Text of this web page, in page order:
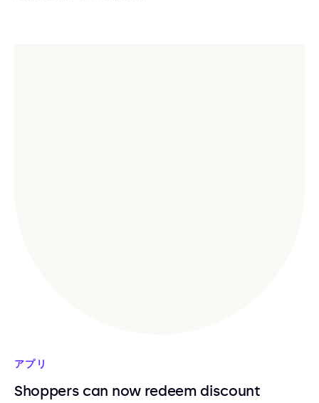
アプリ
Shoppers can now redeem discount